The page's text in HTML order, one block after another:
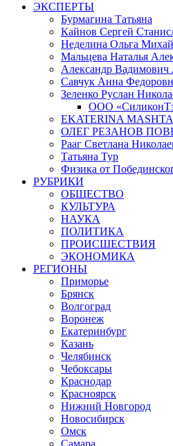
ЭКСПЕРТЫ
Бурмагина Татьяна
Кайнов Сергей
Неделина Ольга
Мальцева Наталья
Александр Вадимович
Савчук Анна
Зеленко Руслан
ООО
EKATERINA
ОЛЕГ РЕЗАНОВ
Рааг Светлана
Татьяна Тур
Физика от
РУБРИКИ
ОБЩЕСТВО
КУЛЬТУРА
НАУКА
ПОЛИТИКА
ПРОИСШЕСТВИЯ
ЭКОНОМИКА
РЕГИОНЫ
Приморье
Брянск
Волгоград
Воронеж
Екатеринбург
Казань
Челябинск
Чебоксары
Краснодар
Красноярск
Нижний Новгород
Новосибирск
Омск
Самара